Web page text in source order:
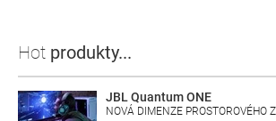
Hot produkty...
JBL Quantum ONE
NOVÁ DIMENZE PROSTOROVÉHO